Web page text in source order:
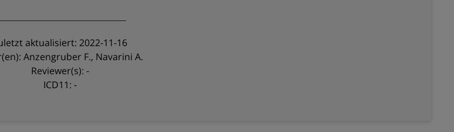
aktualisiert: 2022-11-16
Anzengruber F., Navarini A.
Reviewer(s): -
ICD11: -